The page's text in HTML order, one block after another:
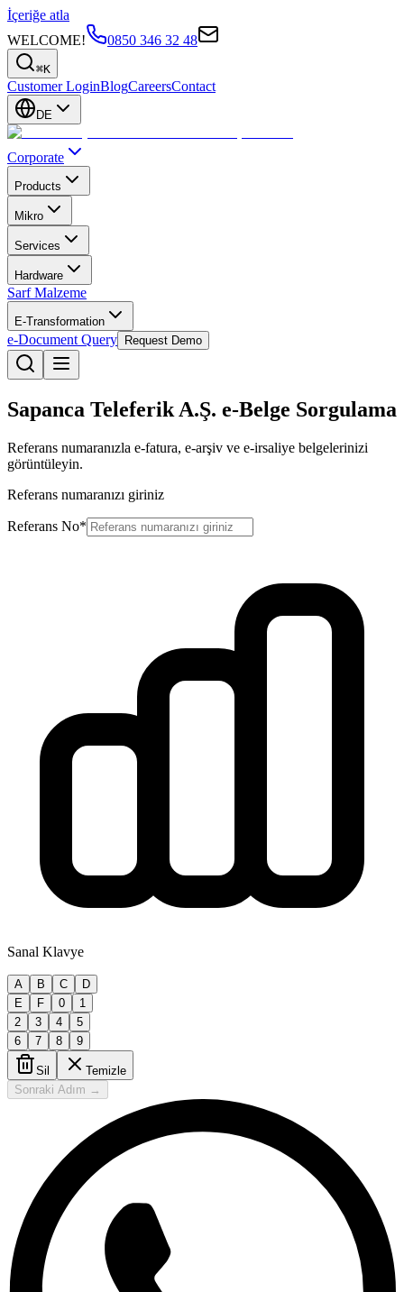
İçeriğe atla
WELCOME!
0850 346 32 48
⌘K
Customer LoginBlogCareersContact
DE
Corporate
Products
Mikro
Services
Hardware
Sarf Malzeme
E-Transformation
e-Document Query Request Demo
Sapanca Teleferik A.Ş. e-Belge Sorgulama
Referans numaranızla e-fatura, e-arşiv ve e-irsaliye belgelerinizi
görüntüleyin.
Referans numaranızı giriniz
Referans No*
Sanal Klavye
A B C
D
E
F 0
1
2
3 4
5
6
7 8 9
Sil
Temizle
Sonraki Adım →